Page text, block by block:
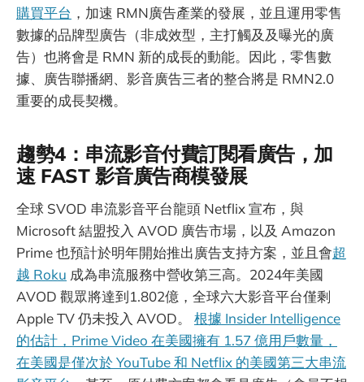
購買平台 ，加速 RMN廣告產業的發展，並且運用零售
數據的品牌型廣告（非成效型，主打觸及及曝光的廣
告）也將會是 RMN 新的成長的動能。因此，零售數
據、廣告聯播網、影音廣告三者的整合將是 RMN2.0
重要的成長契機。
趨勢4：串流影音付費訂閱看廣告，加
速 FAST 影音廣告商模發展
全球 SVOD 串流影音平台龍頭 Netflix 宣布，與
Microsoft 結盟投入 AVOD 廣告市場，以及 Amazon
Prime 也預計於明年開始推出廣告支持方案，並且會超
越 Roku 成為串流服務中營收第三高。2024年美國
AVOD 觀眾將達到1.802億，全球六大影音平台僅剩
Apple TV 仍未投入 AVOD。 根據 Insider Intelligence
的估計，Prime Video 在美國擁有 1.57 億用戶數量，
在美國是僅次於 YouTube 和 Netflix 的美國第三大串流